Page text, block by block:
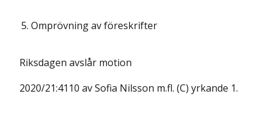
5. Omprövning av föreskrifter
Riksdagen avslår motion
2020/21:4110 av Sofia Nilsson m.fl. (C) yrkande 1.